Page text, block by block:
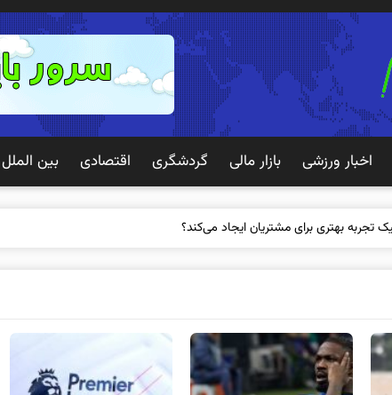
اخبار ورزشی بازار مالی گردشگری اقتصادی بین الملل
تجربه بهتری برای مشتریان ایجاد می‌کند؟